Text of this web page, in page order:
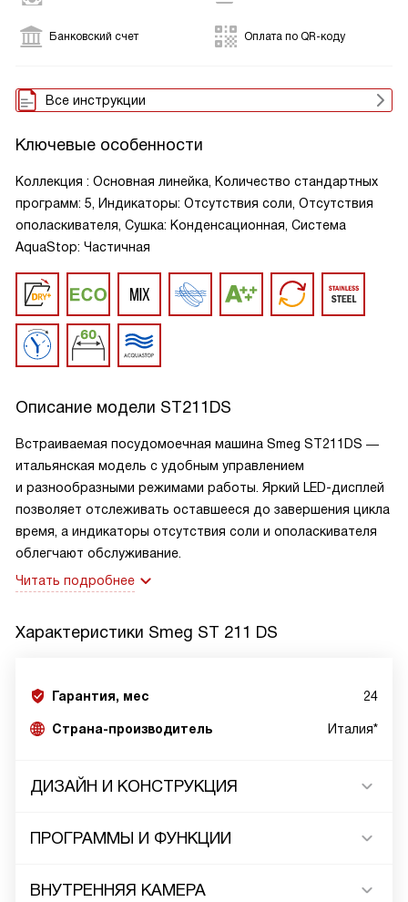
Банковский счет Оплата по QR-коду
Все инструкции
Ключевые особенности
Коллекция : Основная линейка, Количество стандартных
программ: 5, Индикаторы: Отсутствия соли, Отсутствия
ополаскивателя, Сушка: Конденсационная, Система
AquaStop: Частичная
Описание модели ST211DS
Встраиваемая посудомоечная машина Smeg ST211DS ―
итальянская модель с удобным управлением
и разнообразными режимами работы. Яркий LED-дисплей
позволяет отслеживать оставшееся до завершения цикла
время, а индикаторы отсутствия соли и ополаскивателя
облегчают обслуживание.
Читать подробнее
Характеристики Smeg ST 211 DS
Гарантия, мес 24
Страна-производитель Италия*
ДИЗАЙН И КОНСТРУКЦИЯ
ПРОГРАММЫ И ФУНКЦИИ
ВНУТРЕННЯЯ КАМЕРА